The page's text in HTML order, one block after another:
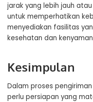
jarak yang lebih jauh
untuk memperhatikan
menyediakan fasilitas
kesehatan dan
Kesimpulan
Dalam proses pengiriman
perlu persiapan yang